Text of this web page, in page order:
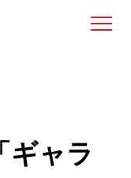
ギャラ